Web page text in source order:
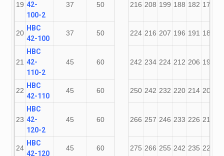
19 42-
100-2
37 50 216 208 199 188 182 174
20
НВС
42-100
37 50 224 216 207 196 191 182
21
НВС
42-
110-2
45 60 242 234 224 212 206 196
22
НВС
42-110
45 60 250 242 232 220 214 203
23
НВС
42-
120-2
45 60 266 257 246 233 226 215
24
НВС
42-120
45 60 275 266 255 242 235 224